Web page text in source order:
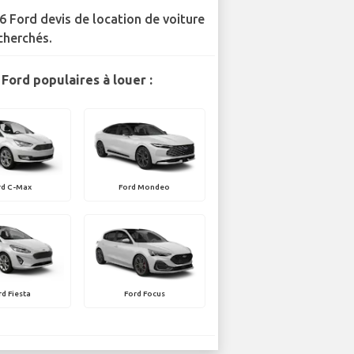
Ford devis de location de voiture
populaires à louer :
C-Max Ford Mondeo
Fiesta Ford Focus